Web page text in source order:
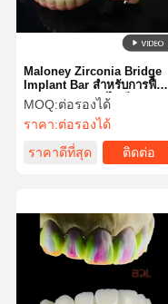
Maloney Zirconia Bridge
Implant Bar สําหรับการฟื้นฟู
ฟันฟัน Custom ไม่มีความ
รู้สึกของร่างกายต่างประเทศ
MOQ:ต่อรองได้
ราคา:ต่อรองได้
ราคาดีที่สุด
ติดต่อ